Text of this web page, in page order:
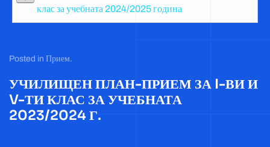
клас за учебната 2024/2025 година
Posted in Прием.
УЧИЛИЩЕН ПЛАН-ПРИЕМ ЗА I-ВИ И
V-ТИ КЛАС ЗА УЧЕБНАТА
2023/2024 Г.